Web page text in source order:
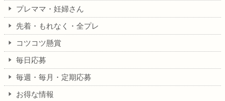
プレママ・妊婦さん
先着・もれなく・全プレ
コツコツ懸賞
毎日応募
毎週・毎月・定期応募
お得な情報